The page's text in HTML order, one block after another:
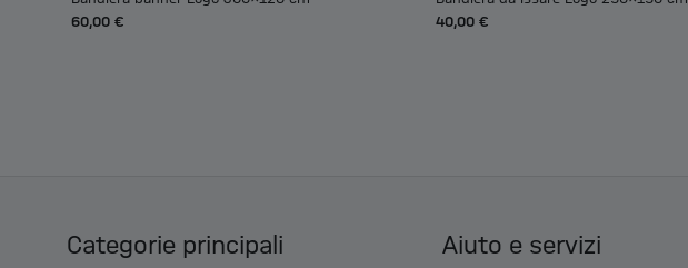
60,00 €
40,00 €
Categorie principali Aiuto e servizi